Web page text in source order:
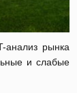
анализ рынка
и слабые